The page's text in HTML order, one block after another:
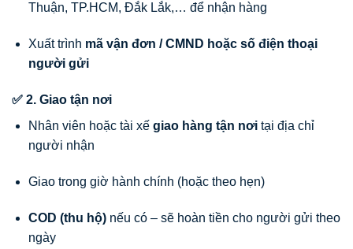
Thuận, TP.HCM, Đắk Lắk,… để nhận hàng
Xuất trình mã vận đơn / CMND hoặc số điện thoại
người gửi
✅ 2. Giao tận nơi
Nhân viên hoặc tài xế giao hàng tận nơitại địa chỉ
người nhận
Giao trong giờ hành chính (hoặc theo hẹn)
COD (thu hộ)nếu có – sẽ hoàn tiền cho người gửi theo
ngày